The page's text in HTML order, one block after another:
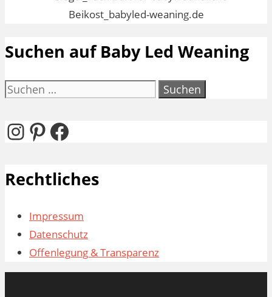
Suchen auf Baby Led Weaning
Suchen
Instagram
Pinterest
Facebook
Rechtliches
Impressum
Datenschutz
Offenlegung & Transparenz